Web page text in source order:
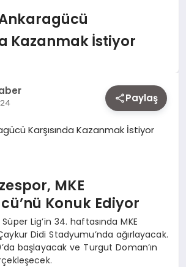
Kazanmak İstiyor
Paylaş
MKE
Konuk Ediyor
Lig’in 34. haftasında MKE
Didi Stadyumu’nda ağırlayacak.
başlayacak ve Turgut Doman’ın